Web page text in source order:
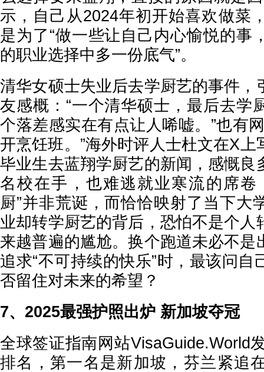
示，自己从2024年初开始喜欢做菜
是为了“做一些让自己内心愉悦的事
的职业选择中多一份底气”。
清华女硕士失业后去学厨艺的事件，
友感概：“一个清华硕士，最后去学
个落差感实在有点让人唏嘘。”也有
开烹饪班。”海外时评人士杜文在X
毕业生去蓝翔学厨艺的新闻，感慨良
名校在手，也难逃就业寒流的席卷
厨”并非荒诞，而恰恰映射了当下大
业却转学厨艺的背后，恐怕不是个人
来越普遍的尴尬。换个跑道未必不是
追求“不可持续的快乐”时，最该问自
否留住对未来的希望？
7、2025最强护照出炉 新加坡夺冠
全球签证指南网站VisaGuide.World
排名，第一名是新加坡，芬兰紧追